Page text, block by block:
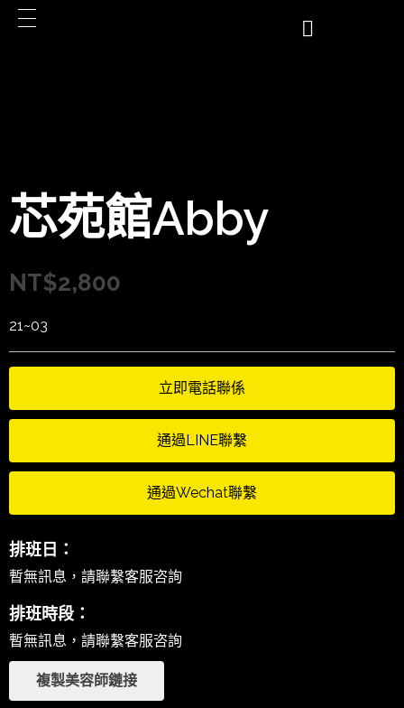
芯苑館Abby
NT$2,800
21~03
立即電話聯係
通過LINE聯繫
通過Wechat聯繫
排班日：
暫無訊息，請聯繫客服咨詢
排班時段：
暫無訊息，請聯繫客服咨詢
複製美容師鏈接